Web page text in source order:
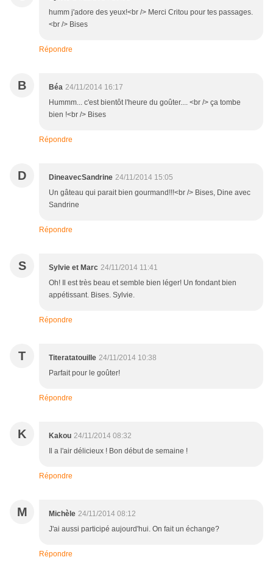
humm j'adore des yeux!<br /> Merci Critou pour tes passages.
<br /> Bises
Répondre
B Béa 24/11/2014 16:17
Hummm... c'est bientôt l'heure du goûter.... <br /> ça tombe
bien !<br /> Bises
Répondre
D DineavecSandrine 24/11/2014 15:05
Un gâteau qui parait bien gourmand!!!<br /> Bises, Dine avec
Sandrine
Répondre
S Sylvie et Marc 24/11/2014 11:41
Oh! Il est très beau et semble bien léger! Un fondant bien
appétissant. Bises. Sylvie.
Répondre
T Titeratatouille 24/11/2014 10:38
Parfait pour le goûter!
Répondre
K Kakou 24/11/2014 08:32
Il a l'air délicieux ! Bon début de semaine !
Répondre
M Michèle 24/11/2014 08:12
J'ai aussi participé aujourd'hui. On fait un échange?
Répondre